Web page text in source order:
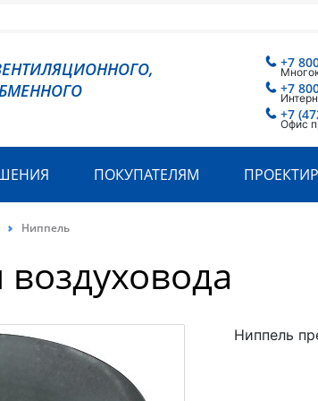
+7
+7
+7
Офис
ПОКУПАТЕЛЯМ
Ниппель
Ниппель